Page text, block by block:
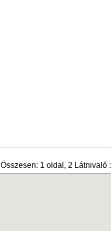
Összesen: 1 oldal, 2 Látnivaló :